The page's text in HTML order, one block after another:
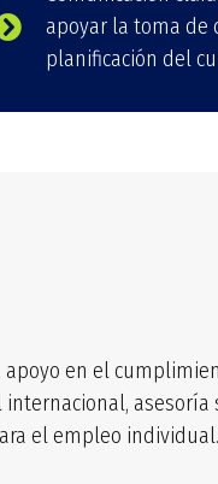
apoyar la toma de
planificación del
en el
el empleo